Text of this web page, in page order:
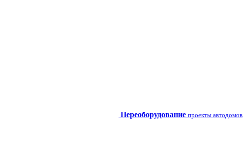
Переоборудование проекты автодомов